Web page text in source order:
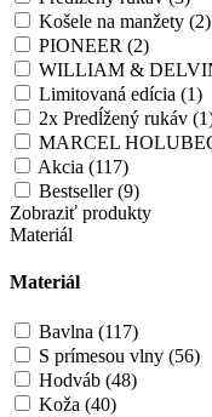
Košele na manžety (2)
PIONEER (2)
WILLIAM &
Limitovaná edícia (1)
2x Predĺžený rukáv
MARCEL
Akcia (117)
Bestseller (9)
Zobraziť produkty
Materiál
Materiál
Bavlna (117)
S prímesou vlny (56)
Hodváb (48)
Koža (40)